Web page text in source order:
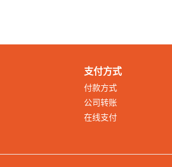
支付方式
付款方式
公司转账
在线支付